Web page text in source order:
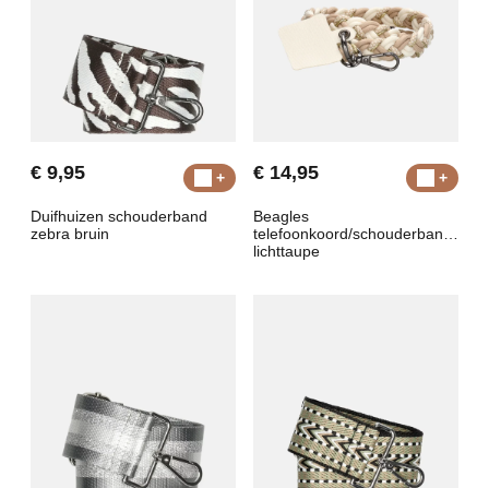
€ 9,95
Duifhuizen schouderband
zebra bruin
€ 14,95
Beagles
telefoonkoord/schouderband
lichttaupe